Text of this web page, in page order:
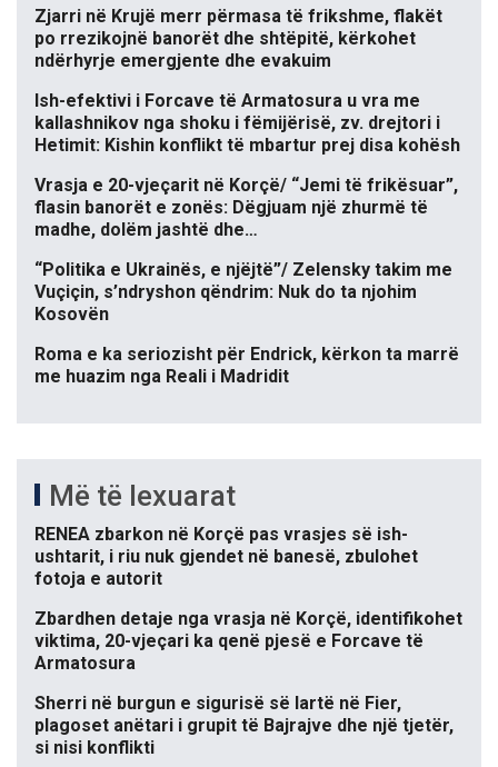
Zjarri në Krujë merr përmasa të frikshme, flakët
po rrezikojnë banorët dhe shtëpitë, kërkohet
ndërhyrje emergjente dhe evakuim
Ish-efektivi i Forcave të Armatosura u vra me
kallashnikov nga shoku i fëmijërisë, zv. drejtori i
Hetimit: Kishin konflikt të mbartur prej disa kohësh
Vrasja e 20-vjeçarit në Korçë/ “Jemi të frikësuar”,
flasin banorët e zonës: Dëgjuam një zhurmë të
madhe, dolëm jashtë dhe…
“Politika e Ukrainës, e njëjtë”/ Zelensky takim me
Vuçiçin, s’ndryshon qëndrim: Nuk do ta njohim
Kosovën
Roma e ka seriozisht për Endrick, kërkon ta marrë
me huazim nga Reali i Madridit
Më të lexuarat
RENEA zbarkon në Korçë pas vrasjes së ish-
ushtarit, i riu nuk gjendet në banesë, zbulohet
fotoja e autorit
Zbardhen detaje nga vrasja në Korçë, identifikohet
viktima, 20-vjeçari ka qenë pjesë e Forcave të
Armatosura
Sherri në burgun e sigurisë së lartë në Fier,
plagoset anëtari i grupit të Bajrajve dhe një tjetër,
si nisi konflikti